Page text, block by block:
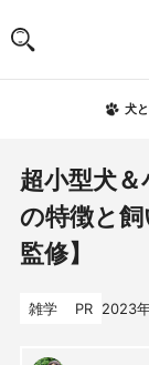
犬
超小型犬
の特徴と
監修】
雑学 PR 2023